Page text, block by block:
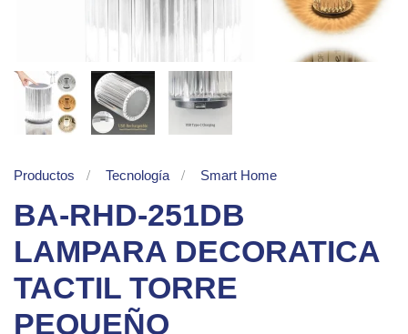
Productos Tecnología Smart Home
BA-RHD-251DB
LAMPARA DECORATICA
TACTIL TORRE
PEQUEÑO